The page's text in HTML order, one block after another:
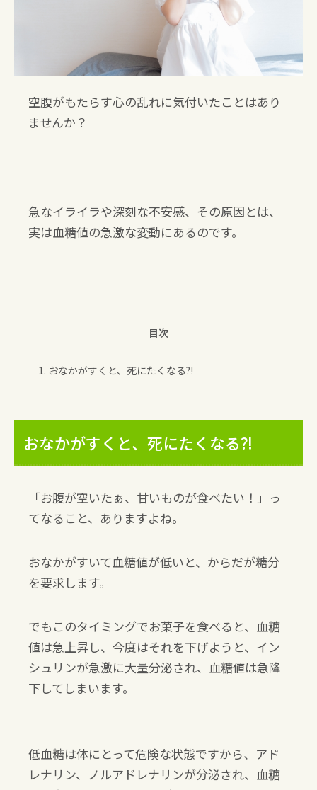
空腹がもたらす心の乱れに気付いたことはあり
ませんか？
急なイライラや深刻な不安感、その原因とは、
実は血糖値の急激な変動にあるのです。
目次
1. おなかがすくと、死にたくなる⁈
おなかがすくと、死にたくなる⁈
「お腹が空いたぁ、甘いものが食べたい！」っ
てなること、ありますよね。
おなかがすいて血糖値が低いと、からだが糖分
を要求します。
でもこのタイミングでお菓子を食べると、血糖
値は急上昇し、今度はそれを下げようと、イン
シュリンが急激に大量分泌され、血糖値は急降
下してしまいます。
低血糖は体にとって危険な状態ですから、アド
レナリン、ノルアドレナリンが分泌され、血糖